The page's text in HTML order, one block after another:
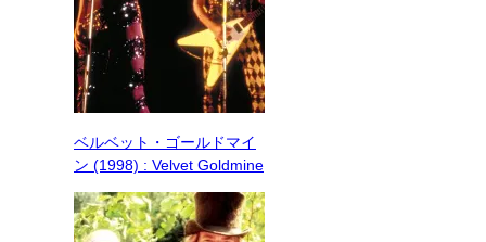
ベルベット・ゴールドマイ
ン (1998) : Velvet Goldmine